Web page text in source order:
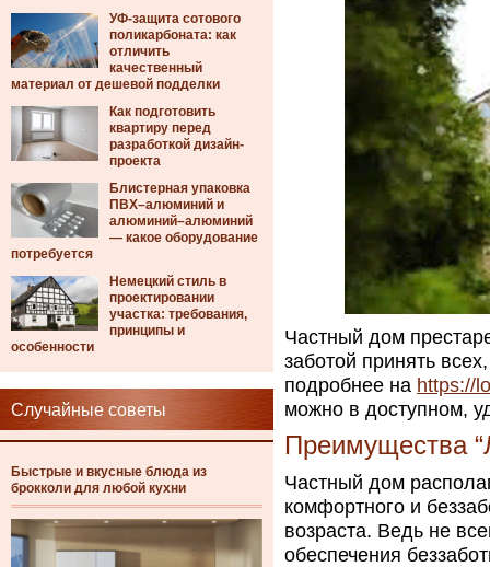
УФ-защита сотового
поликарбоната: как
отличить
качественный
материал от дешевой подделки
Как подготовить
квартиру перед
разработкой дизайн-
проекта
Блистерная упаковка
ПВХ–алюминий и
алюминий–алюминий
— какое оборудование
потребуется
Немецкий стиль в
проектировании
участка: требования,
принципы и
особенности
Случайные советы
Быстрые и вкусные блюда из
брокколи для любой кухни
Частный дом
заботой принять
подробнее на https://
можно в доступном,
Преимущества
Частный дом
комфортного и
возраста. Ведь не
обеспечения